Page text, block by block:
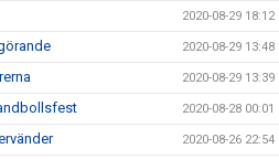
2020-08-29 18:12
2020-08-29 13:48
2020-08-29 13:39
2020-08-28 00:01
2020-08-26 22:54